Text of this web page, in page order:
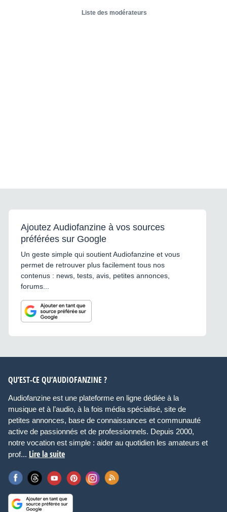
Liste des modérateurs
Ajoutez Audiofanzine à vos sources
préférées sur Google
Un geste simple qui soutient Audiofanzine et vous
permet de retrouver plus facilement tous nos
contenus : news, tests, avis, petites annonces,
forums...
QU’EST-CE QU’AUDIOFANZINE ?
Audiofanzine est une plateforme en ligne dédiée à la
musique et à l’audio, à la fois média spécialisé, site de
petites annonces, base de connaissances et communauté
active de passionnés et de professionnels. Depuis 2000,
notre vocation est simple : aider au quotidien les amateurs et
prof... Lire la suite